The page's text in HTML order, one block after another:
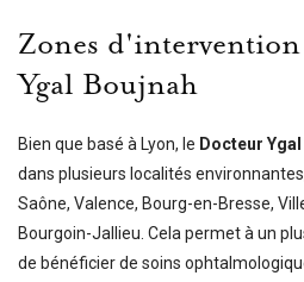
Zones
Ygal Boujnah
Bien que basé à Lyon, le Docteur
dans plusieurs localités
Saône, Valence, Bourg-en-Bresse,
Bourgoin-Jallieu. Cela permet à un
de bénéficier de soins